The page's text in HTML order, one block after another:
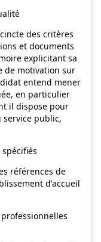
des critères
et documents
explicitant sa
de motivation sur
entend mener
en particulier
il dispose pour
public,
références de
d'accueil